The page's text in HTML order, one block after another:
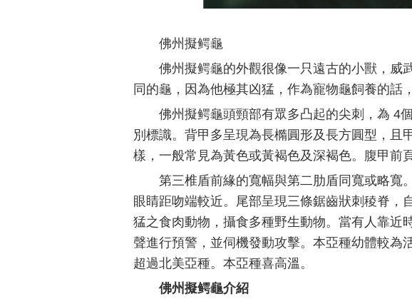
佛州擬鳄龜
佛州擬鳄龜的外觀很像一只遠古的小獸，威
同的龜，因為他極其凶猛，作為寵物龜飼養的話
佛州擬鳄龜頭頸部有眾多凸起的尖刺，為 4
別標識。背甲多呈現為長橢圓形及長方圓型，且
樣，一般常見為黃色或黃褐色及深褐色。腹甲前
第三椎盾前緣的寬幅與第二肋盾同寬或略寬
眼睛距吻端較近。尾部呈現三條鋸齒狀刺稜脊，
猛之食肉動物，攝食多種野生動物。當有人靠近
聲進行預警，並伺機發動攻擊。本亞種幼體較為
超過北美亞種。本亞種喜高溫。
佛州擬鳄龜介紹